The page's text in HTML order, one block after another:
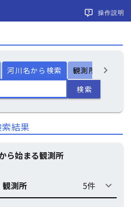
操作説明
河川名から検索 観測所名から検
chevron_right
検索
結果
ら始まる観測所
観測所 5件 keyboard_arrow_down